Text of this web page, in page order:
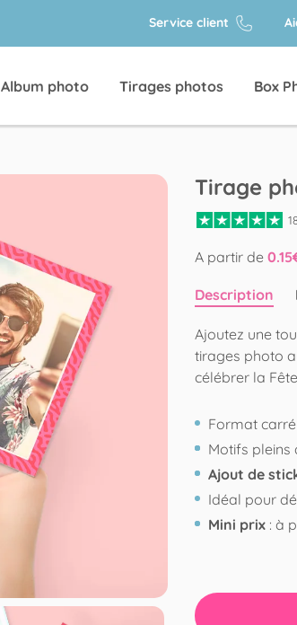
Service client
Album photo Tirages photos Box
Tirage
A partir de 0.15
Description
Ajoutez une
tirages photo
célébrer la
Format
Motifs pleins
Ajout de
Idéal pour
Mini prix : à